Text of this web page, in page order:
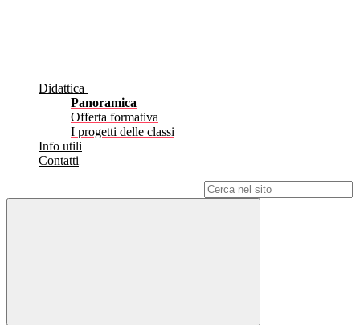
Didattica
Panoramica
Offerta formativa
I progetti delle classi
Info utili
Contatti